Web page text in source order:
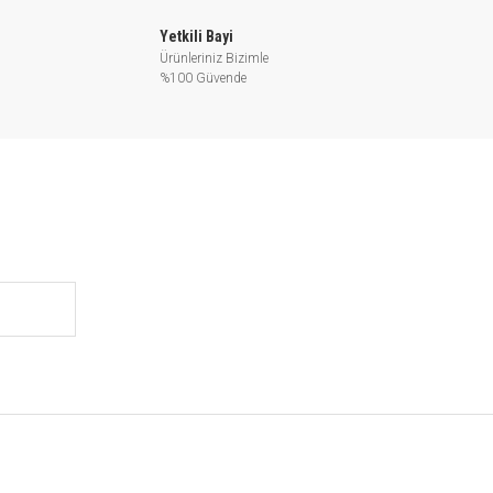
yardımcı sistemler
Yetkili Bayi
Ürünleriniz Bizimle
%100 Güvende